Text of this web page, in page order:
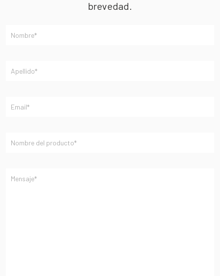
brevedad.